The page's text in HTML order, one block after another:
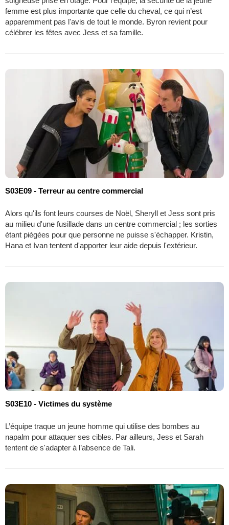
femme est plus importante que celle du cheval, ce qui n’est
apparemment pas l'avis de tout le monde. Byron revient pour
célébrer les fêtes avec Jess et sa famille.
S03E09 - Terreur au centre commercial
Alors qu'ils font leurs courses de Noël, Sheryll et Jess sont pris
au milieu d'une fusillade dans un centre commercial ; les sorties
étant piégées pour que personne ne puisse s'échapper. Kristin,
Hana et Ivan tentent d'apporter leur aide depuis l'extérieur.
S03E10 - Victimes du système
L’équipe traque un jeune homme qui utilise des bombes au
napalm pour attaquer ses cibles. Par ailleurs, Jess et Sarah
tentent de s'adapter à l’absence de Tali.